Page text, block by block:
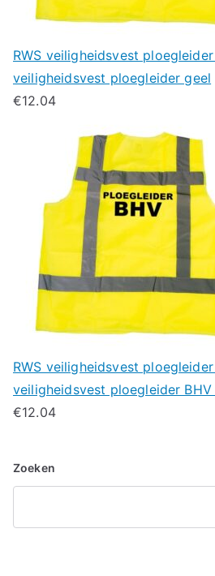
RWS veiligheidsvest
veiligheidsvest ploegleider geel
€12.04
RWS veiligheidsvest
veiligheidsvest ploegleider BHV
€12.04
Zoeken